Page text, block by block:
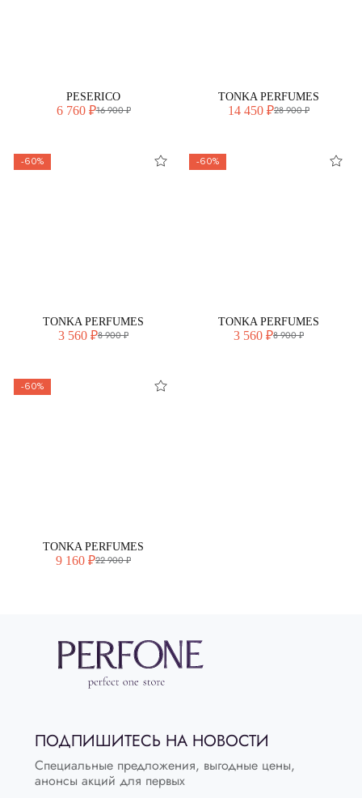
PESERICO
6 760 ₽16 900 ₽
TONKA PERFUMES
14 450 ₽28 900 ₽
-60%
TONKA PERFUMES
3 560 ₽8 900 ₽
-60%
TONKA PERFUMES
3 560 ₽8 900 ₽
-60%
TONKA PERFUMES
9 160 ₽22 900 ₽
ПОДПИШИТЕСЬ НА НОВОСТИ
Специальные предложения, выгодные цены,
анонсы акций для первых